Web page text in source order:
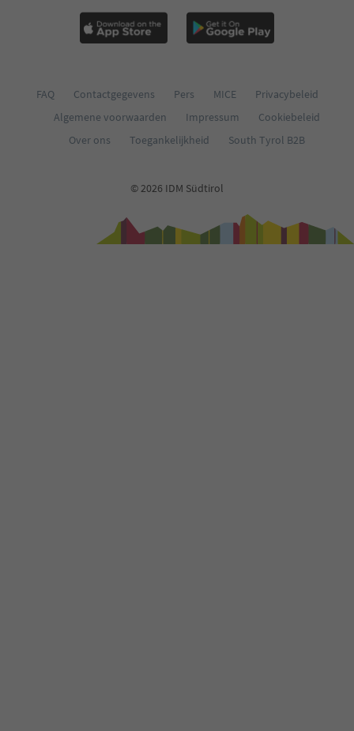
FAQ Contactgegevens Pers MICE
Privacybeleid
Algemene voorwaarden
Impressum
Cookiebeleid
Over ons
Toegankelijkheid South Tyrol B2B
© 2026 IDM Südtirol